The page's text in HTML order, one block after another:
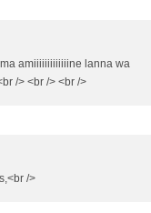
amiiiiiiiiiiiiine lanna wa
/> <br /> <br />
/>